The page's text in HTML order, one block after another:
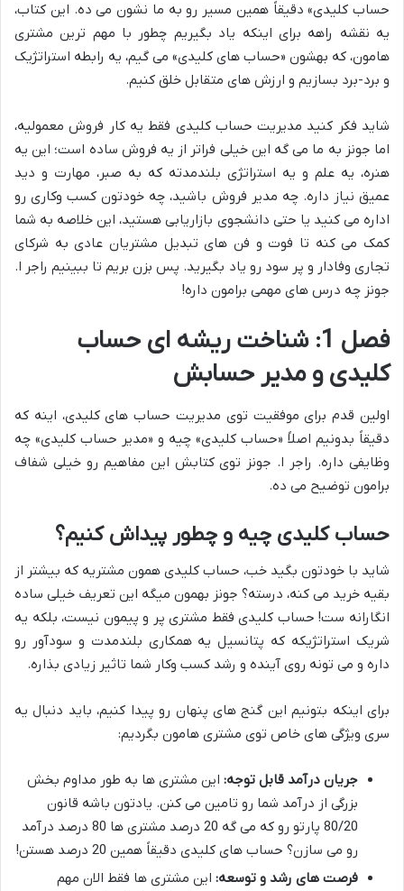
حساب کلیدی» دقیقاً همین مسیر رو به ما نشون می ده. این کتاب،
یه نقشه راهه برای اینکه یاد بگیریم چطور با مهم ترین مشتری
هامون، که بهشون «حساب های کلیدی» می گیم، یه رابطه استراتژیک
و برد-برد بسازیم و ارزش های متقابل خلق کنیم.
شاید فکر کنید مدیریت حساب کلیدی فقط یه کار فروش معمولیه،
اما جونز به ما می گه این خیلی فراتر از یه فروش ساده است؛ این یه
هنره، یه علم و یه استراتژی بلندمدته که به صبر، مهارت و دید
عمیق نیاز داره. چه مدیر فروش باشید، چه خودتون کسب وکاری رو
اداره می کنید یا حتی دانشجوی بازاریابی هستید، این خلاصه به شما
کمک می کنه تا فوت و فن های تبدیل مشتریان عادی به شرکای
تجاری وفادار و پر سود رو یاد بگیرید. پس بزن بریم تا ببینیم راجر ا.
جونز چه درس های مهمی برامون داره!
فصل 1: شناخت ریشه ای حساب
کلیدی و مدیر حسابش
اولین قدم برای موفقیت توی مدیریت حساب های کلیدی، اینه که
دقیقاً بدونیم اصلاً «حساب کلیدی» چیه و «مدیر حساب کلیدی» چه
وظایفی داره. راجر ا. جونز توی کتابش این مفاهیم رو خیلی شفاف
برامون توضیح می ده.
حساب کلیدی چیه و چطور پیداش کنیم؟
شاید با خودتون بگید خب، حساب کلیدی همون مشتریه که بیشتر از
بقیه خرید می کنه، درسته؟ جونز بهمون میگه این تعریف خیلی ساده
انگارانه ست! حساب کلیدی فقط مشتری پر و پیمون نیست، بلکه یه
شریک استراتژیکه که پتانسیل یه همکاری بلندمدت و سودآور رو
داره و می تونه روی آینده و رشد کسب وکار شما تاثیر زیادی بذاره.
برای اینکه بتونیم این گنج های پنهان رو پیدا کنیم، باید دنبال یه
سری ویژگی های خاص توی مشتری هامون بگردیم:
جریان درآمد قابل توجه: این مشتری ها به طور مداوم بخش
بزرگی از درآمد شما رو تامین می کنن. یادتون باشه قانون
80/20 پارتو رو که می گه 20 درصد مشتری ها 80 درصد درآمد
رو می سازن؟ حساب های کلیدی دقیقاً همین 20 درصد هستن!
فرصت های رشد و توسعه: این مشتری ها فقط الان مهم